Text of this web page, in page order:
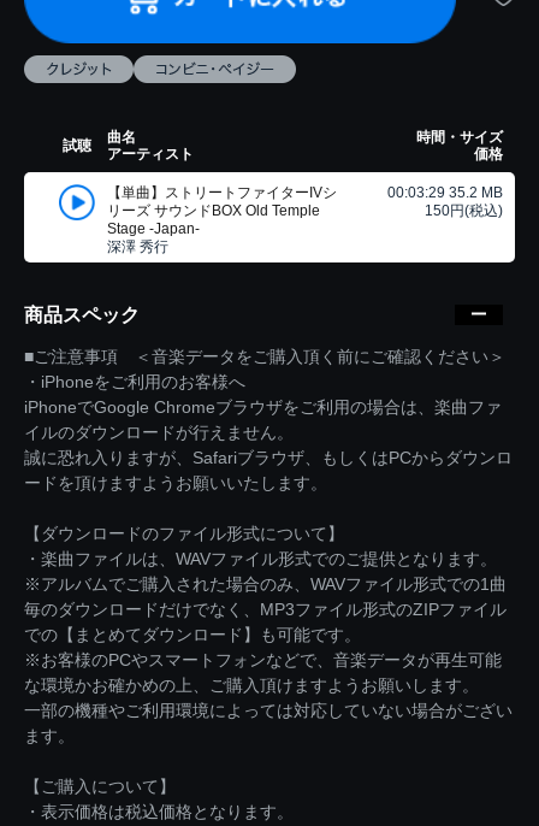
試聴
曲名
アーティスト
時間・サイズ
価格
【単曲】ストリートファイターIVシ
リーズ サウンドBOX Old Temple
Stage -Japan-
深澤 秀行
00:03:29 35.2 MB
150円(税込)
商品スペック
■ご注意事項 ＜音楽データをご購入頂く前にご確認ください＞
・iPhoneをご利用のお客様へ
iPhoneでGoogle Chromeブラウザをご利用の場合は、楽曲ファ
イルのダウンロードが行えません。
誠に恐れ入りますが、Safariブラウザ、もしくはPCからダウンロ
ードを頂けますようお願いいたします。
【ダウンロードのファイル形式について】
・楽曲ファイルは、WAVファイル形式でのご提供となります。
※アルバムでご購入された場合のみ、WAVファイル形式での1曲
毎のダウンロードだけでなく、MP3ファイル形式のZIPファイル
での【まとめてダウンロード】も可能です。
※お客様のPCやスマートフォンなどで、音楽データが再生可能
な環境かお確かめの上、ご購入頂けますようお願いします。
一部の機種やご利用環境によっては対応していない場合がござい
ます。
【ご購入について】
・表示価格は税込価格となります。